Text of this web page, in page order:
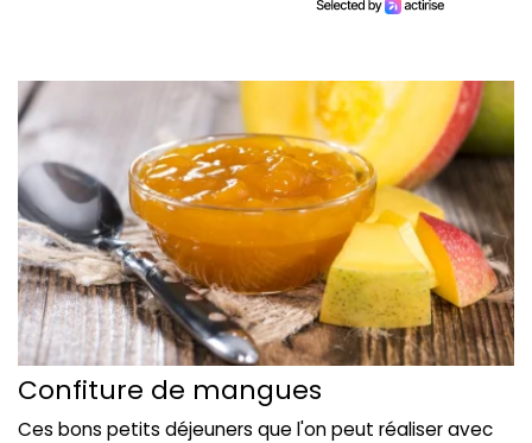
Confiture de mangues
Ces bons petits déjeuners que l'on peut réaliser avec